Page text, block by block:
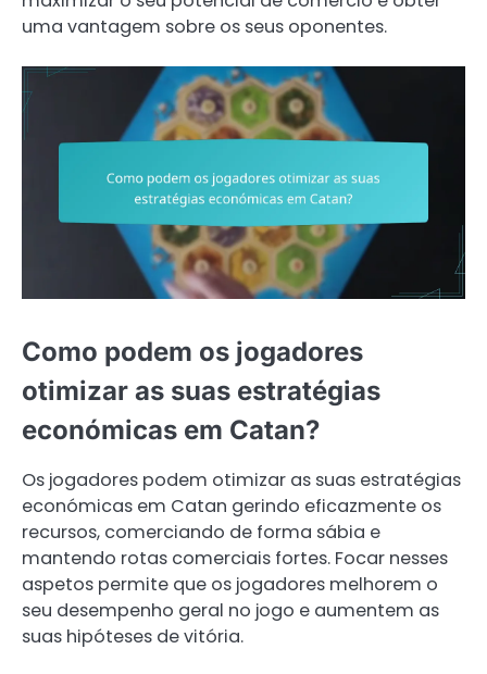
uma vantagem sobre os seus oponentes.
Como podem os jogadores
otimizar as suas estratégias
económicas em Catan?
Os jogadores podem otimizar as suas estratégias
económicas em Catan gerindo eficazmente os
recursos, comerciando de forma sábia e
mantendo rotas comerciais fortes. Focar nesses
aspetos permite que os jogadores melhorem o
seu desempenho geral no jogo e aumentem as
suas hipóteses de vitória.